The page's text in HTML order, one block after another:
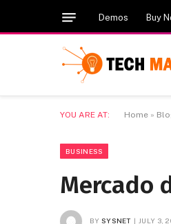
Demos Buy
YOU ARE AT: Home »
BUSINESS
Mercado
BY SYSNET JULY 3,